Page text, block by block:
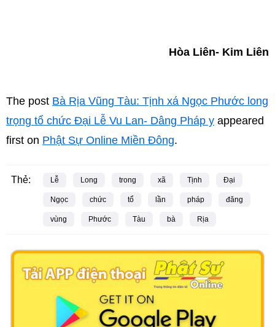
Hòa Liên- Kim Liên
The post Bà Rịa Vũng Tàu: Tịnh xá Ngọc Phước long
trọng tổ chức Đại Lễ Vu Lan- Dâng Pháp y appeared
first on Phật Sự Online Miền Đông.
Thẻ: Lễ Long trong xã Tịnh Đại
Ngọc chức tổ lần pháp đăng
vùng Phước Tàu bà Rịa